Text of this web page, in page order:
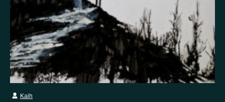
Rauhallisuus
Rauhattomuus
Riippuvuus
Rohkeus
Seksuaalisuus Skitsofrenia
Stressi
Suojelusenkeli
Surrealismi Suru
Syömishäiriö
Syyllisyys
Toivo
Tulevaisuus
Turvallisuus
Unettomuus Uni
Kaih